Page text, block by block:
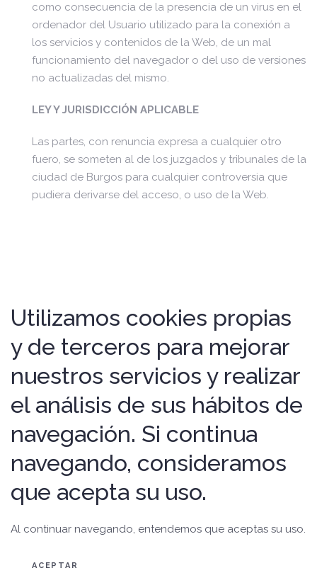
como consecuencia de la presencia de un virus en el
ordenador del Usuario utilizado para la conexión a
los servicios y contenidos de la Web, de un mal
funcionamiento del navegador o del uso de versiones
no actualizadas del mismo.
LEY Y JURISDICCIÓN APLICABLE
Las partes, con renuncia expresa a cualquier otro
fuero, se someten al de los juzgados y tribunales de la
ciudad de Burgos para cualquier controversia que
pudiera derivarse del acceso, o uso de la Web.
Utilizamos cookies propias
y de terceros para mejorar
nuestros servicios y realizar
el análisis de sus hábitos de
navegación. Si continua
navegando, consideramos
que acepta su uso.
Al continuar navegando, entendemos que aceptas su uso.
ACEPTAR